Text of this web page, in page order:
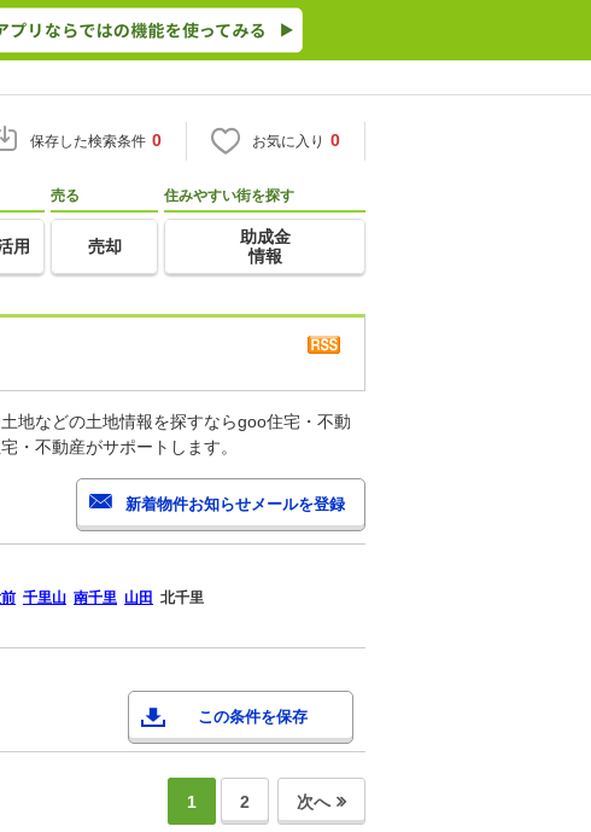
保存した検索条件 0 お気に入り 0
用
売る
売却
住みやすい街を探す
助成金
情報
地などの土地情報を探すならgoo住宅・不動
・不動産がサポートします。
千里山 南千里 山田 北千里
この条件を保存
1 2 次へ